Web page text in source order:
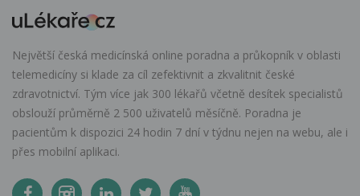
Největší česká medicínská online poradna a průkopník v oblasti
telemedicíny si klade za cíl zefektivnit a zkvalitnit české
zdravotnictví. Tým více jak 300 lékařů včetně desítek specialistů
obslouží průměrně 2 500 uživatelů měsíčně. Poradna je
pacientům k dispozici 24 hodin 7 dní v týdnu nejen na webu, ale i
přes mobilní aplikaci.